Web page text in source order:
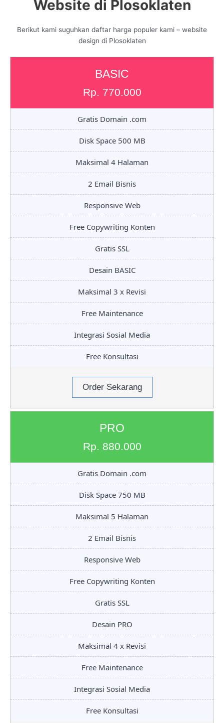
Website di Plosoklaten
Berikut kami suguhkan daftar harga populer kami – website
design di Plosoklaten
BASIC
Rp. 770.000
Gratis Domain .com
Disk Space 500 MB
Maksimal 4 Halaman
2 Email Bisnis
Responsive Web
Free Copywriting Konten
Gratis SSL
Desain BASIC
Maksimal 3 x Revisi
Free Maintenance
Integrasi Sosial Media
Free Konsultasi
Order Sekarang
PRO
Rp. 880.000
Gratis Domain .com
Disk Space 750 MB
Maksimal 5 Halaman
2 Email Bisnis
Responsive Web
Free Copywriting Konten
Gratis SSL
Desain PRO
Maksimal 4 x Revisi
Free Maintenance
Integrasi Sosial Media
Free Konsultasi